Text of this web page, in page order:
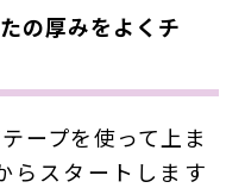
の厚みをよくチ
ープを使って上ま
らスタートします